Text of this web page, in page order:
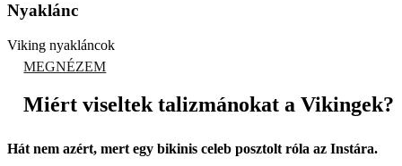
Nyaklánc
Viking nyakláncok
MEGNÉZEM
Miért viseltek talizmánokat a Vikingek?
Hát nem azért, mert egy bikinis celeb posztolt róla az Instára.